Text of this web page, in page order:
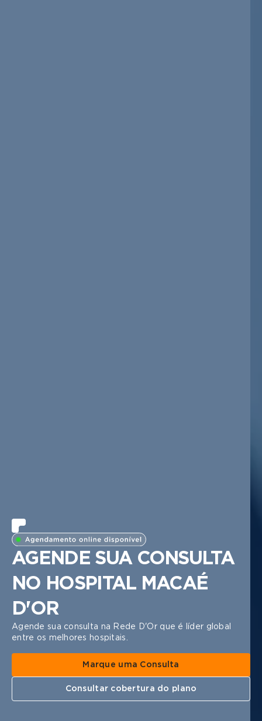
AGENDE SUA CONSULTA
NO HOSPITAL MACAÉ
D'OR
Agende sua consulta na Rede D'Or que é líder global
entre os melhores hospitais.
Marque uma Consulta
Consultar cobertura do plano